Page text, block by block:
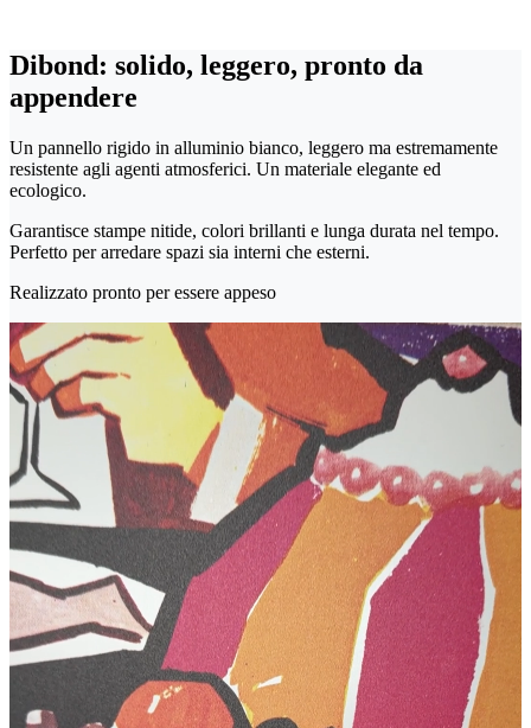
Dibond: solido, leggero, pronto da
appendere
Un pannello rigido in alluminio bianco, leggero ma estremamente
resistente agli agenti atmosferici. Un materiale elegante ed
ecologico.
Garantisce stampe nitide, colori brillanti e lunga durata nel tempo.
Perfetto per arredare spazi sia interni che esterni.
Realizzato pronto per essere appeso